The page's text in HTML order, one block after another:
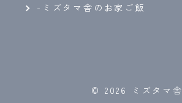
-ミズタマ舎のお家ご飯
© 2026 ミズタマ舎